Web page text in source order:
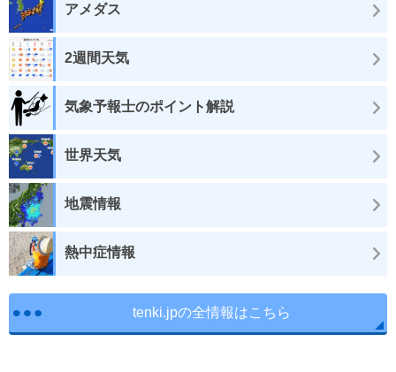
アメダス
2週間天気
気象予報士のポイント解説
世界天気
地震情報
熱中症情報
tenki.jpの全情報はこちら